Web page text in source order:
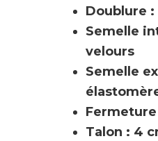
Doublure
Semelle
velours
Semelle
Talon : 4